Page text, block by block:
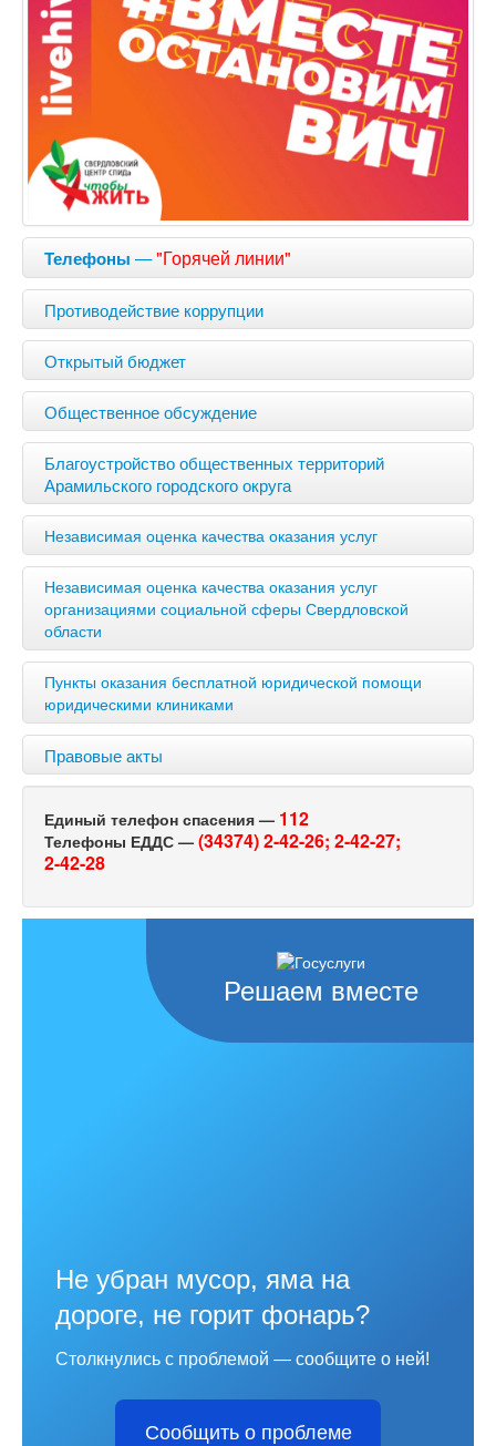
Телефоны —"Горячей линии"
Противодействие коррупции
Открытый бюджет
Общественное обсуждение
Благоустройство общественных территорий
Арамильского городского округа
Независимая оценка качества оказания услуг
Независимая оценка качества оказания услуг
организациями социальной сферы Свердловской
области
Пункты оказания бесплатной юридической помощи
юридическими клиниками
Правовые акты
Единый телефон спасения — 112
Телефоны ЕДДС — (34374) 2-42-26; 2-42-27;
2-42-28
Решаем вместе
Не убран мусор, яма на
дороге, не горит фонарь?
Столкнулись с проблемой — сообщите о ней!
Сообщить о проблеме